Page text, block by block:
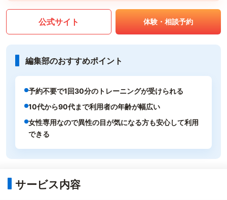
公式サイト 体験・相談予約
編集部のおすすめポイント
予約不要で1回30分のトレーニングが受けられる
10代から90代まで利用者の年齢が幅広い
女性専用なので異性の目が気になる方も安心して利用
できる
サービス内容